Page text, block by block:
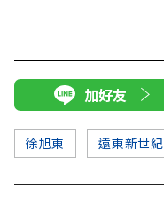
加好友
徐旭東 遠東新世紀